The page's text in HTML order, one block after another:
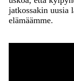
jatkossakin uusia
elämäämme.